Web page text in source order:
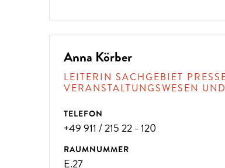
Anna Körber
LEITERIN SACHGEBIET
VERANSTALTUNGSWESEN
TELEFON
+49 911 / 215 22 - 120
RAUMNUMMER
E.27